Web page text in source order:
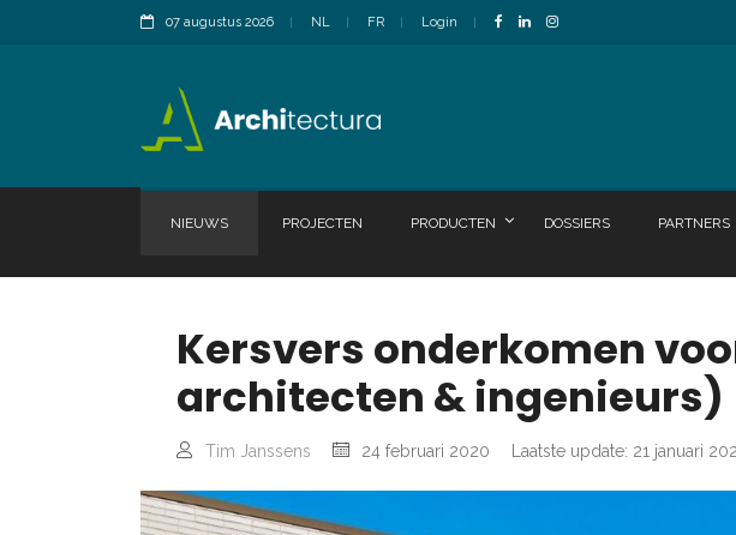
07 augustus 2026 NL FR Login
NIEUWS PROJECTEN PRODUCTEN DOSSIERS PARTNERS
Kersvers onderkomen
architecten & ingenieurs)
Tim Janssens 24 februari 2020 Laatste update: 21 januari